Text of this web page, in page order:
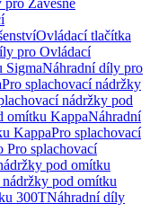
Závěsné
Ovládací tlačítka
pro Ovládací
SigmaNáhradní díly pro
Pro splachovací nádržky
nádržky pod
omítku KappaNáhradní
KappaPro splachovací
Pro splachovací
pod omítku
pod omítku
300TNáhradní díly